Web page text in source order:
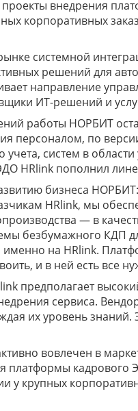
проекты внедрения
корпоративных
системной
решений для
направление
ИТ-решений и
работы НОРБИТ
персоналом, по
систем в
HRlink пополнил
бизнеса
HRlink, мы
— в
безбумажного КДП
на HRlink.
и в ней есть все
предполагает
сервиса.
их уровень
вовлечен в
платформы кадрового
у крупных